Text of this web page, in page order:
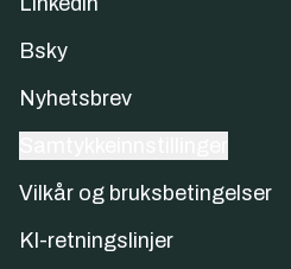
Bsky
Nyhetsbrev
Vilkår og bruksbetingelser
KI-retningslinjer